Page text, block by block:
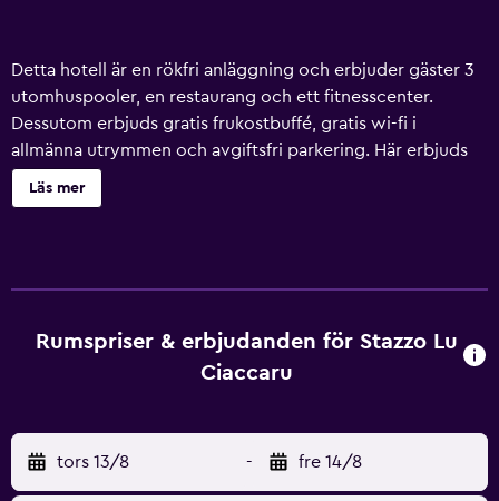
Detta hotell är en rökfri anläggning och erbjuder gäster 3
utomhuspooler, en restaurang och ett fitnesscenter.
Dessutom erbjuds gratis frukostbuffé, gratis wi-fi i
allmänna utrymmen och avgiftsfri parkering. Här erbjuds
dessutom bland annat en bar/lounge, en bar vid poolen
och en bastu. Stazzo Lu Ciaccaru erbjuder 17 rum med
bidéer, gratis toalettartiklar och hårtorkar. Städning sker
dagligen. Här hittar du 3 utomhuspooler, samt bastu och
Läs mer
Rumspriser & erbjudanden för Stazzo Lu
Ciaccaru
tors 13/8 - fre 14/8